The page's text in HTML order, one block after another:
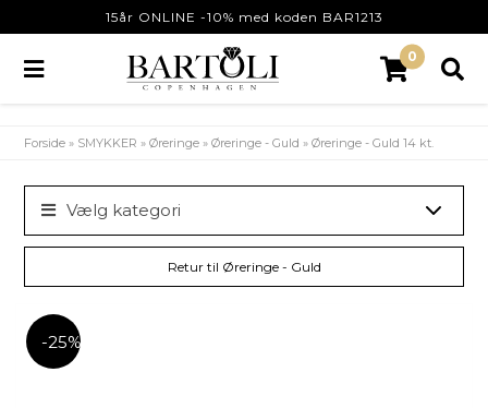
15år ONLINE -10% med koden BAR1213
0
Forside » SMYKKER »Øreringe »Øreringe - Guld »Øreringe - Guld 14 kt.
Vælg kategori
Retur til Øreringe - Guld
-25%